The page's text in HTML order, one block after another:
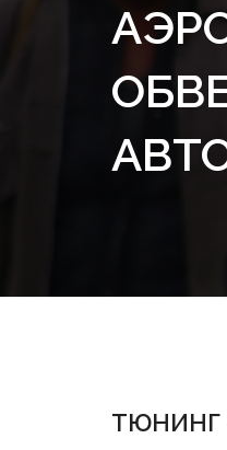
ТЮНИНГ